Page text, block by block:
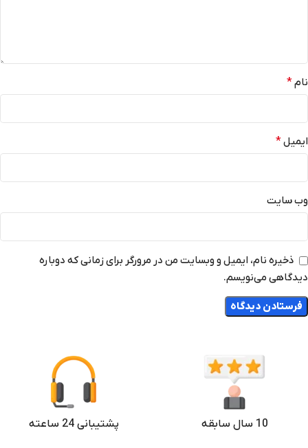
نام*
ایمیل*
وب‌ سایت
ذخیره نام، ایمیل و وبسایت من در مرورگر برای زمانی که دوباره
دیدگاهی می‌نویسم.
10 سال سابقه پشتیبانی 24 ساعته